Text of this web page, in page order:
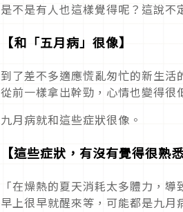
是不是有人也這樣覺得呢？這說不
【和「五月病」很像】
到了差不多適應慌亂匆忙的新生
從前一樣拿出幹勁，心情也變得很
九月病就和這些症狀很像。
【這些症狀，有沒有覺得很熟悉
「在燥熱的夏天消耗太多體力，
早上很早就醒來等，可能都是九月